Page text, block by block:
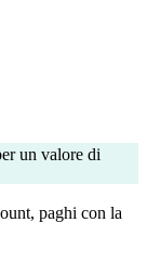
un valore di
paghi con la